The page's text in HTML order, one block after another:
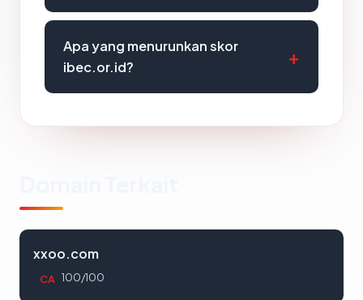
Apa yang menurunkan skor
ibec.or.id?
xxoo.com
CA 100/100